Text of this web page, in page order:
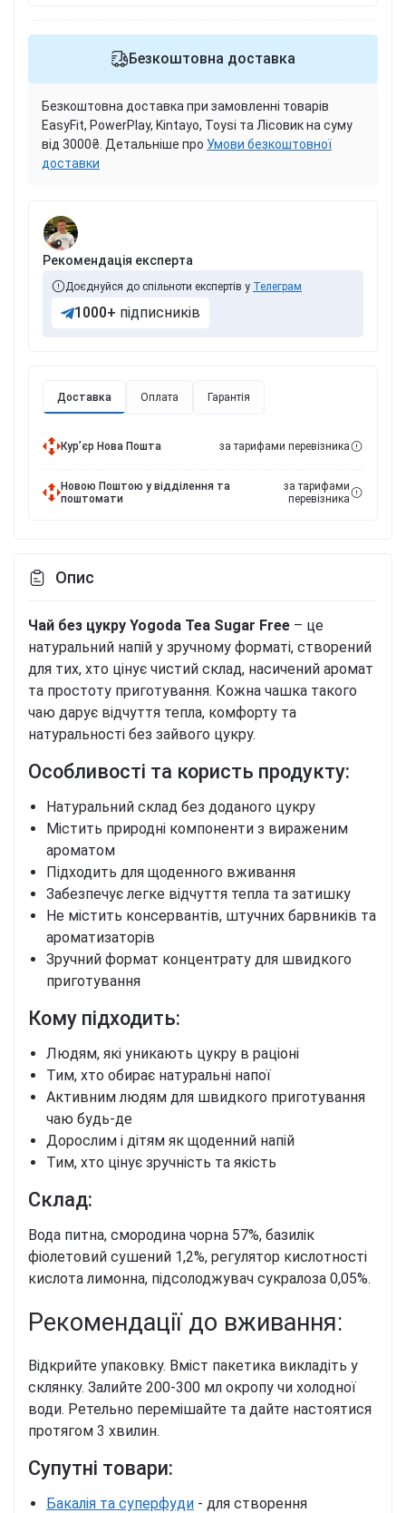
Доставка Оплата Гарантія
Курʼєр Нова Пошта за тарифами перевізника
Новою Поштою у відділення та
поштомати
за тарифами
перевізника
Безкоштовна доставка
Безкоштовна доставка при замовленні товарів
EasyFit, PowerPlay, Kintayo, Toysi та Лісовик на суму
від 3000₴. Детальніше про Умови безкоштовної
доставки
Рекомендація експерта
Доєднуйся до спільноти експертів у Телеграм
1000+ підписників
Опис
Чай без цукру Yogoda Tea Sugar Free – це
натуральний напій у зручному форматі, створений
для тих, хто цінує чистий склад, насичений аромат
та простоту приготування. Кожна чашка такого
чаю дарує відчуття тепла, комфорту та
натуральності без зайвого цукру.
Особливості та користь продукту:
Натуральний склад без доданого цукру
Містить природні компоненти з вираженим
ароматом
Підходить для щоденного вживання
Забезпечує легке відчуття тепла та затишку
Не містить консервантів, штучних барвників та
ароматизаторів
Зручний формат концентрату для швидкого
приготування
Кому підходить:
Людям, які уникають цукру в раціоні
Тим, хто обирає натуральні напої
Активним людям для швидкого приготування
чаю будь-де
Дорослим і дітям як щоденний напій
Тим, хто цінує зручність та якість
Склад:
Вода питна, смородина чорна 57%, базилік
фіолетовий сушений 1,2%, регулятор кислотності
кислота лимонна, підсолоджувач сукралоза 0,05%.
Рекомендації до вживання:
Відкрийте упаковку. Вміст пакетика викладіть у
склянку. Залийте 200-300 мл окропу чи холодної
води. Ретельно перемішайте та дайте настоятися
протягом 3 хвилин.
Супутні товари:
Бакалія та суперфуди - для створення